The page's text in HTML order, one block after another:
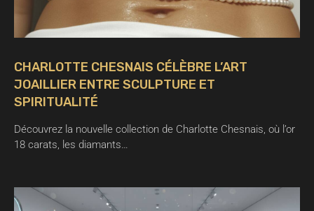
CHARLOTTE CHESNAIS CÉLÈBRE L’ART
JOAILLIER ENTRE SCULPTURE ET
SPIRITUALITÉ
Découvrez la nouvelle collection de Charlotte Chesnais, où l’or
18 carats, les diamants…